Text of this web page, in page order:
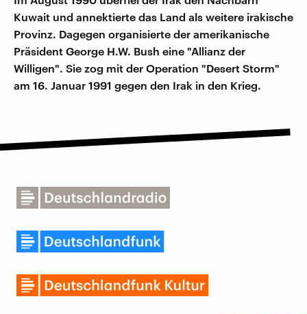
Kuwait und annektierte das Land als weitere irakische
Provinz. Dagegen organisierte der amerikanische
Präsident George H.W. Bush eine "Allianz der
Willigen". Sie zog mit der Operation "Desert Storm"
am 16. Januar 1991 gegen den Irak in den Krieg.